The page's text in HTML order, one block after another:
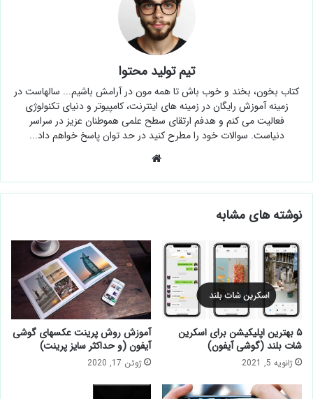
تیم تولید محتوا
کتاب بخون، بخند و خوب باش تا همه مون در آرامش باشیم... سالهاست در
زمینه آموزش رایگان در زمینه های اینترنت، کامپیوتر و دنیای تکنولوژی
فعالیت می کنم و هدفم ارتقای سطح علمی هموطنان عزیز در سراسر
دنیاست. سوالات خود را مطرح کنید در حد توان پاسخ خواهم داد...
نوشته های مشابه
۵ بهترین اپلیکیشن برای اسکرین
شات بلند (گوشی آیفون)
ژانویه 5, 2021
آموزش روش پرینت عکسهای گوشی
آیفون (و حداکثر سایز پرینت)
ژوئن 17, 2020